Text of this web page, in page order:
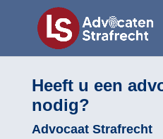
Heeft u een
nodig?
Advocaat Strafrecht